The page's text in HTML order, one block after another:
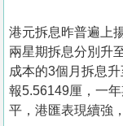
港元拆息昨普遍上
兩星期拆息分別升
成本的3個月拆息
報5.56149厘，一
平，港匯表現續強